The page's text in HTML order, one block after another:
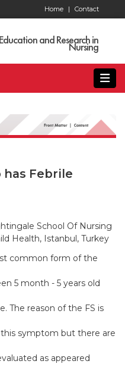
Contact
Home |
and Research in
Nursing
has Febrile
School Of Nursing
Health, Istanbul, Turkey
common form of the
5 month - 5 years old
The reason of the FS is
symptom but there are
as appeared